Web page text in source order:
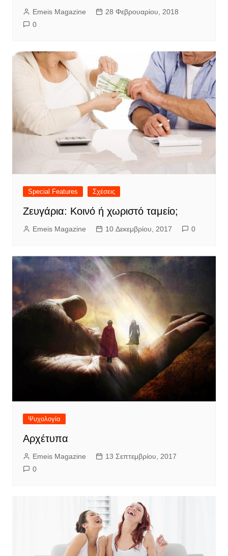
Emeis Magazine
28 Φεβρουαρίου, 2018
0
Special Features Σχέσεις
Ζευγάρια: Κοινό ή χωριστό ταμείο;
Emeis Magazine 10 Δεκεμβρίου, 2017 0
Ψυχολογία
Αρχέτυπα
Emeis Magazine
13 Σεπτεμβρίου, 2017
0